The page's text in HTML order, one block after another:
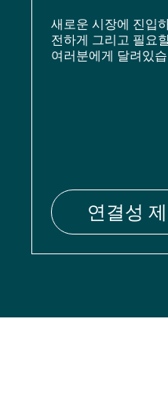
새로운 시장에 진입
전하게 그리고 필요
여러분에게 달려있
연결성